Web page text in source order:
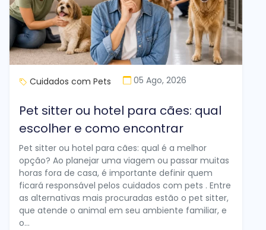
Cuidados com Pets 05 Ago, 2026
Pet sitter ou hotel para cães: qual
escolher e como encontrar
Pet sitter ou hotel para cães: qual é a melhor
opção? Ao planejar uma viagem ou passar muitas
horas fora de casa, é importante definir quem
ficará responsável pelos cuidados com pets . Entre
as alternativas mais procuradas estão o pet sitter,
que atende o animal em seu ambiente familiar, e
o...